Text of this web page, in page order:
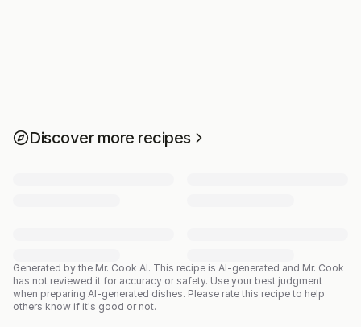
Discover more recipes
Generated by the Mr. Cook AI. This recipe is AI-generated and Mr. Cook
has not reviewed it for accuracy or safety. Use your best judgment
when preparing AI-generated dishes. Please rate this recipe to help
others know if it's good or not.